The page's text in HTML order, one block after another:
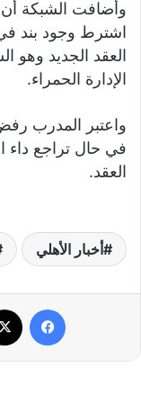
وأضافت الشبكة
اشترط وجود بند
العقد الجديد
الإدارة الحمراء.
واعتبر المدرب
في حال تراجع داء
العقد.
أخبار الأهلي